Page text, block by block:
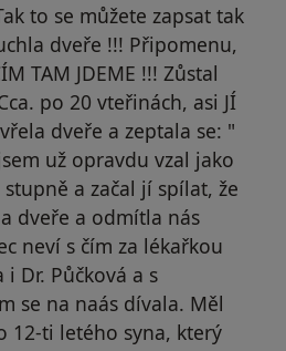
to se můžete zapsat tak
dveře !!! Připomenu,
TAM JDEME !!! Zůstal
po 20 vteřinách, asi JÍ
dveře a zeptala se: "
už opravdu vzal jako
a začal jí spílat, že
dveře a odmítla nás
neví s čím za lékařkou
Dr. Půčková a s
se na naás dívala. Měl
12-ti letého syna, který